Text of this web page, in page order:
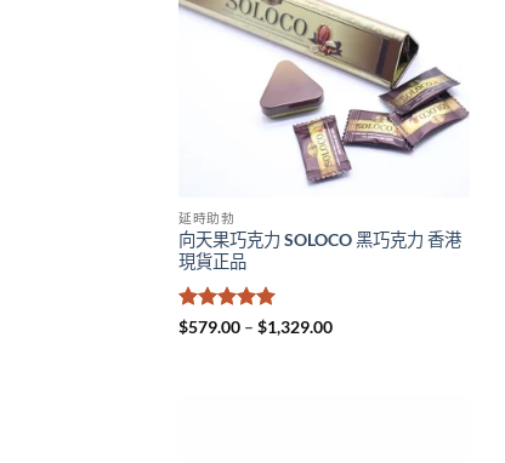
延時助勃
向天果巧克力 SOLOCO 黑巧克力 香港
現貨正品
評分5滿
$579.00 – $1,329.00Price